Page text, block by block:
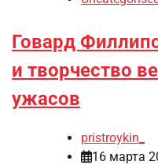
Говард
и творчество
ужасов
pristroykin_
16 марта